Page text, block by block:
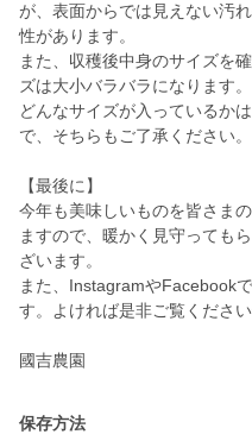
が、表面からでは見えない汚
性があります。
また、収穫後中身のサイズを
ズは大小バラバラになります。
どんなサイズが入っているか
で、そちらもご了承ください。
【最後に】
今年も美味しいものを皆さま
ますので、暖かく見守っても
ざいます。
また、InstagramやFacebook
す。よければ是非ご覧くださ
國吉農園
保存方法